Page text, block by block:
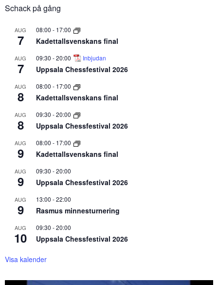
Schack på gång
AUG
7
08:00 - 17:00
Kadettallsvenskans final
AUG
7
09:30 -20:00 Inbjudan
Uppsala Chessfestival 2026
AUG
8
08:00 - 17:00
Kadettallsvenskans final
AUG
8
09:30 -20:00
Uppsala Chessfestival 2026
AUG
9
08:00 - 17:00
Kadettallsvenskans final
AUG
9
09:30 -20:00
Uppsala Chessfestival 2026
AUG
9
13:00 -22:00
Rasmus minnesturnering
AUG
10
09:30 -20:00
Uppsala Chessfestival 2026
Visa kalender